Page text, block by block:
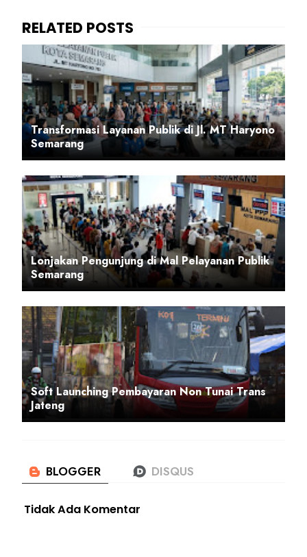
Transformasi Layanan Publik di Jl. MT Haryono
Semarang
Lonjakan Pengunjung di Mal Pelayanan Publik
Semarang
Soft Launching Pembayaran Non Tunai Trans
Jateng
Tidak Ada Komentar